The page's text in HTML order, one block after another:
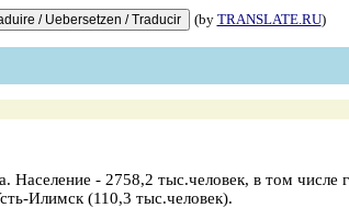
(by TRANSLATE.RU)
- 2758,2 тыс.человек, в том
Илимск (110,3 тыс.человек).